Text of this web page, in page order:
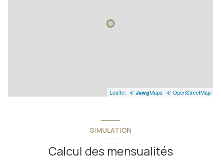
Leaflet | © JawgMaps | © OpenStreetMap
SIMULATION
Calcul des mensualités